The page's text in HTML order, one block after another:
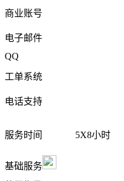
商业账号
电子邮件
QQ
工单系统
电话支持
服务时间 5X8小时
基础服务